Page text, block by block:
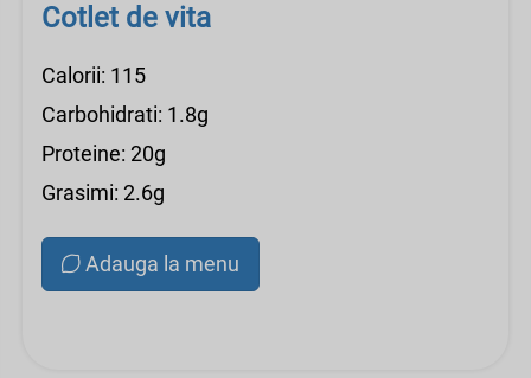
Cotlet de vita
Calorii: 115
Carbohidrati: 1.8g
Proteine: 20g
Grasimi: 2.6g
Adauga la menu